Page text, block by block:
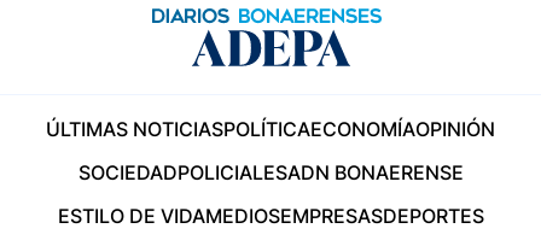
ÚLTIMAS NOTICIASPOLÍTICAECONOMÍAOPINIÓN
SOCIEDADPOLICIALESADN BONAERENSE
ESTILO DE VIDAMEDIOSEMPRESASDEPORTES